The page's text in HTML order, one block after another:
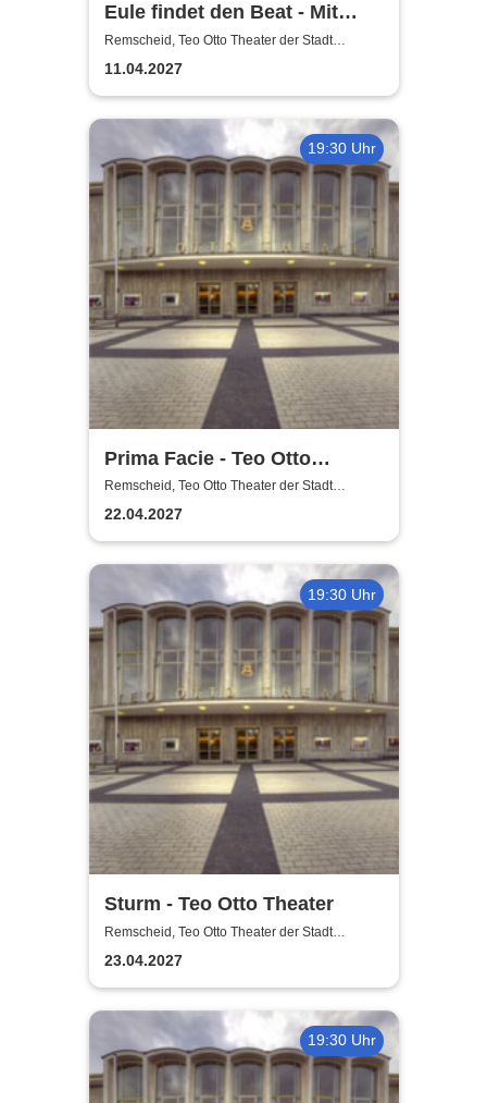
Eule findet den Beat - Mit
Gefühl
Remscheid, Teo Otto Theater der Stadt
Remscheid
11.04.2027
19:30 Uhr
Prima Facie - Teo Otto
Theater
Remscheid, Teo Otto Theater der Stadt
Remscheid
22.04.2027
19:30 Uhr
Sturm - Teo Otto Theater
Remscheid, Teo Otto Theater der Stadt
Remscheid
23.04.2027
19:30 Uhr